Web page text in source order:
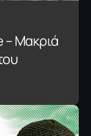
– Μακριά